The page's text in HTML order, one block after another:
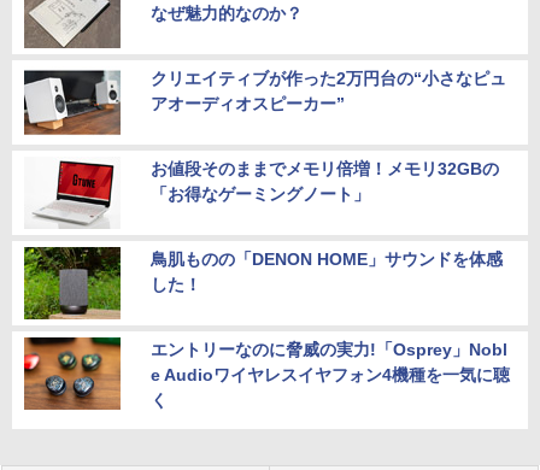
なぜ魅力的なのか？
クリエイティブが作った2万円台の“小さなピュ
アオーディオスピーカー”
お値段そのままでメモリ倍増！メモリ32GBの
「お得なゲーミングノート」
鳥肌ものの「DENON HOME」サウンドを体感
した！
エントリーなのに脅威の実力!「Osprey」Nobl
e Audioワイヤレスイヤフォン4機種を一気に聴
く